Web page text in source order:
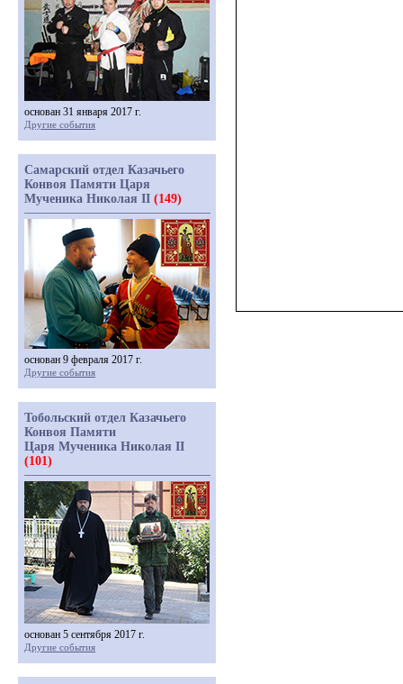
основан 31 января 2017 г.
Другие события
Самарский отдел Казачьего
Конвоя Памяти Царя
Мученика Николая II (149)
основан 9 февраля 2017 г.
Другие события
Тобольский отдел Казачьего
Конвоя Памяти
Царя Мученика Николая II
(101)
основан 5 сентября 2017 г.
Другие события